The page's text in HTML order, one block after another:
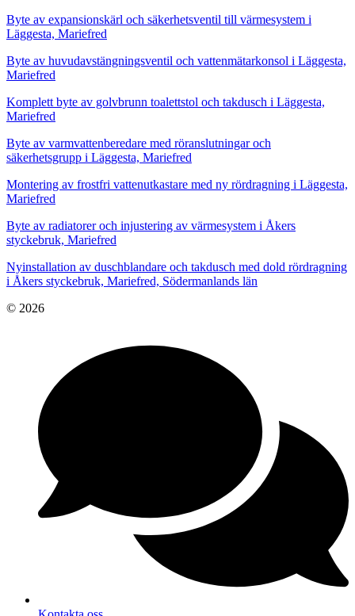
Byte av expansionskärl och säkerhetsventil till värmesystem i
Läggesta, Mariefred
Byte av huvudavstängningsventil och vattenmätarkonsol i Läggesta,
Mariefred
Komplett byte av golvbrunn toalettstol och takdusch i Läggesta,
Mariefred
Byte av varmvattenberedare med röranslutningar och
säkerhetsgrupp i Läggesta, Mariefred
Montering av frostfri vattenutkastare med ny rördragning i Läggesta,
Mariefred
Byte av radiatorer och injustering av värmesystem i Åkers
styckebruk, Mariefred
Nyinstallation av duschblandare och takdusch med dold rördragning
i Åkers styckebruk, Mariefred, Södermanlands län
© 2026